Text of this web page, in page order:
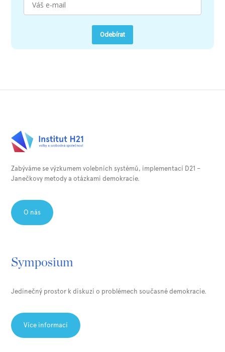
Odebírat
Zabýváme se výzkumem volebních systémů, implementací D21 –
Janečkovy metody a otázkami demokracie.⁠
O nás
Symposium
Jedinečný prostor k diskuzi o problémech současné demokracie.
Více informací